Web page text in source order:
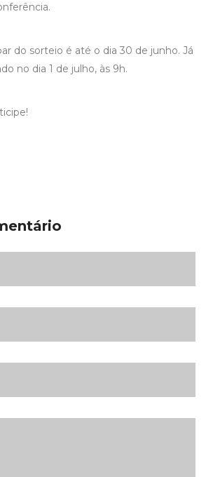
do sorteio é até o dia 30 de junho. Já
no dia 1 de julho, às 9h.